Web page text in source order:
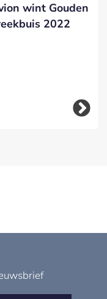
wint Gouden
2022